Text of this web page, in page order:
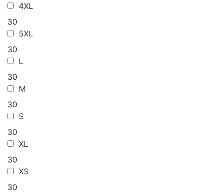
4XL
30
5XL
30
L
30
M
30
S
30
XL
30
XS
30